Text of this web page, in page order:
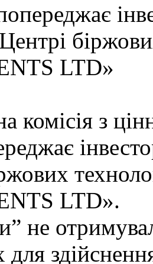
LTD»
комісія з
LTD».
не